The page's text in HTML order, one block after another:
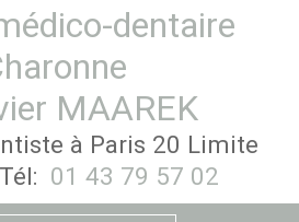
dentaire
MAAREK
à Paris 20 Limite
01 43 79 57 02